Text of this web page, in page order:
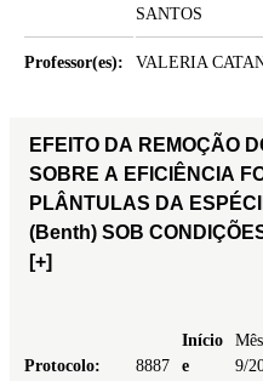
SANTOS
Professor(es): VALERIA
EFEITO DA REMOÇÃO
SOBRE A EFICIÊNCIA
PLÂNTULAS DA
(Benth) SOB
[+]
Protocolo: 8887
Início
e
9/